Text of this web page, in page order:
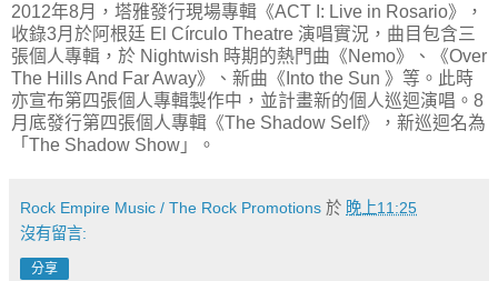
2012年8月，塔雅發行現場專輯《ACT I: Live in Rosario》，
收錄3月於阿根廷 El Círculo Theatre 演唱實況，曲目包含三
張個人專輯，於 Nightwish 時期的熱門曲《Nemo》、《Over
The Hills And Far Away》、新曲《Into the Sun 》等。此時
亦宣布第四張個人專輯製作中，並計畫新的個人巡迴演唱。8
月底發行第四張個人專輯《The Shadow Self》，新巡迴名為
「The Shadow Show」。
Rock Empire Music / The Rock Promotions 於 晚上11:25
沒有留言:
分享